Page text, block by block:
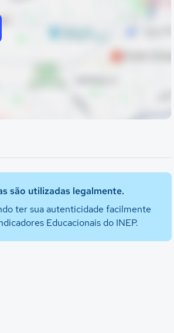
são utilizadas legalmente.
ter sua autenticidade facilmente
Educacionais do INEP.